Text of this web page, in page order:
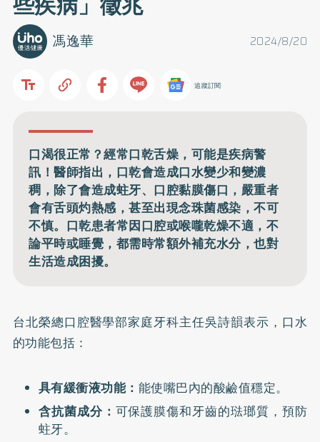
2024/8/20
馮逸華
追蹤訂閱
口渴很正常？經常口乾舌燥，可能是疾病警
訊！醫師指出，口乾會造成口水變少和變濃
稠，除了會造成蛀牙、口腔黏膜傷口，嚴重者
會有舌頭灼熱感，甚至出現念珠菌感染，不可
不慎。口乾患者常因口腔或喉嚨乾燥不適，不
論平時或睡覺，都需時常額外補充水分，也對
生活造成困擾。
台北榮總口腔醫學部家庭牙科主任吳詩韻表示，口水
的功能包括：
具有緩衝液功能： 能使嘴巴內的酸鹼值穩定。
含抗菌成分： 可保護膜傷和牙齒的琺瑯質，預防
蛀牙。